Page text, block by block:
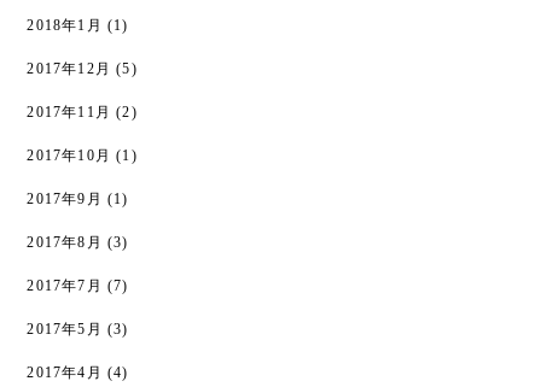
2018年1月 (1)
2017年12月 (5)
2017年11月 (2)
2017年10月 (1)
2017年9月 (1)
2017年8月 (3)
2017年7月 (7)
2017年5月 (3)
2017年4月 (4)